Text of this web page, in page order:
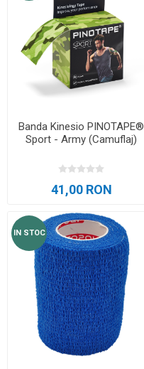
Banda Kinesio PINOTAPE®
Sport - Army (Camuflaj)
41,00 RON
IN STOC